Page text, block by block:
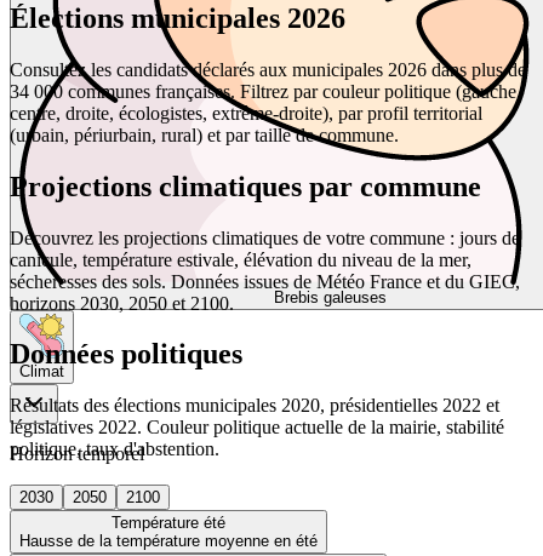
Brebis galeuses
Climat
Horizon temporel
2030 2050
2100
Température été
Hausse de la température moyenne en été
Élections municipales 2026
Consultez les candidats déclarés aux municipales 2026 dans plus de
34 000 communes françaises. Filtrez par couleur politique (gauche,
centre, droite, écologistes, extrême-droite), par profil territorial
(urbain, périurbain, rural) et par taille de commune.
Projections climatiques par commune
Découvrez les projections climatiques de votre commune : jours de
canicule, température estivale, élévation du niveau de la mer,
sécheresses des sols. Données issues de Météo France et du GIEC,
horizons 2030, 2050 et 2100.
Données politiques
Résultats des élections municipales 2020, présidentielles 2022 et
législatives 2022. Couleur politique actuelle de la mairie, stabilité
politique, taux d'abstention.